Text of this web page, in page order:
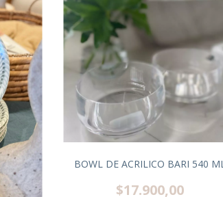
BOWL DE ACRILICO BARI 540 ML
$17.900,00